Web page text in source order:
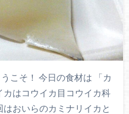
こそ！ 今日の食材は 「カ
カはコウイカ目コウイカ科
おいらのカミナリイカと